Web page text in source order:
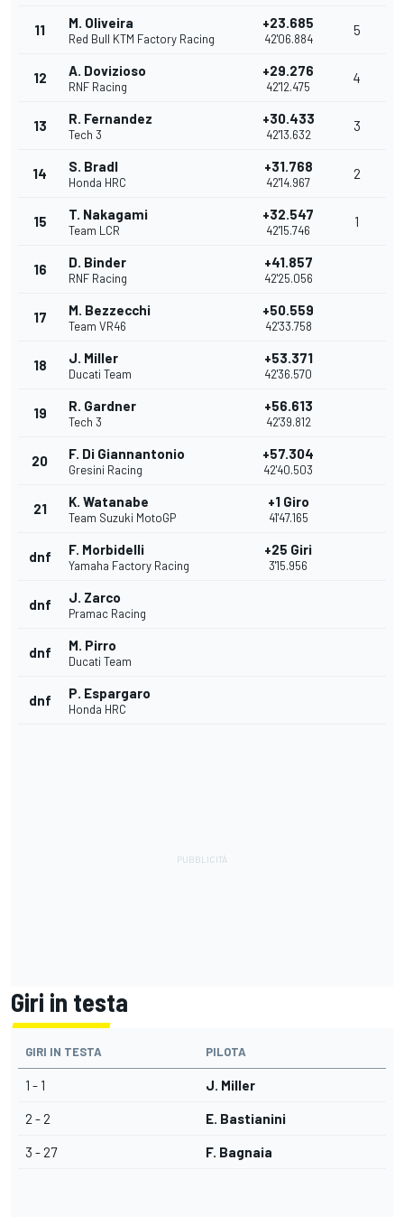
11 M. Oliveira
Red Bull KTM Factory Racing
+23.685
42'06.884
5
12 A. Dovizioso
RNF Racing
+29.276
42'12.475
4
13 R. Fernandez
Tech 3
+30.433
42'13.632
3
14 S. Bradl
Honda HRC
+31.768
42'14.967
2
15 T. Nakagami
Team LCR
+32.547
42'15.746
1
16 D. Binder
RNF Racing
+41.857
42'25.056
17 M. Bezzecchi
Team VR46
+50.559
42'33.758
18 J. Miller
Ducati Team
+53.371
42'36.570
19 R. Gardner
Tech 3
+56.613
42'39.812
20 F. Di Giannantonio
Gresini Racing
+57.304
42'40.503
21 K. Watanabe
Team Suzuki MotoGP
+1 Giro
41'47.165
dnf F. Morbidelli
Yamaha Factory Racing
+25 Giri
3'15.956
dnf J. Zarco
Pramac Racing
dnf M. Pirro
Ducati Team
dnf P. Espargaro
Honda HRC
Giri in testa
GIRI IN TESTA PILOTA
1 - 1 J. Miller
2 - 2 E. Bastianini
3 - 27 F. Bagnaia